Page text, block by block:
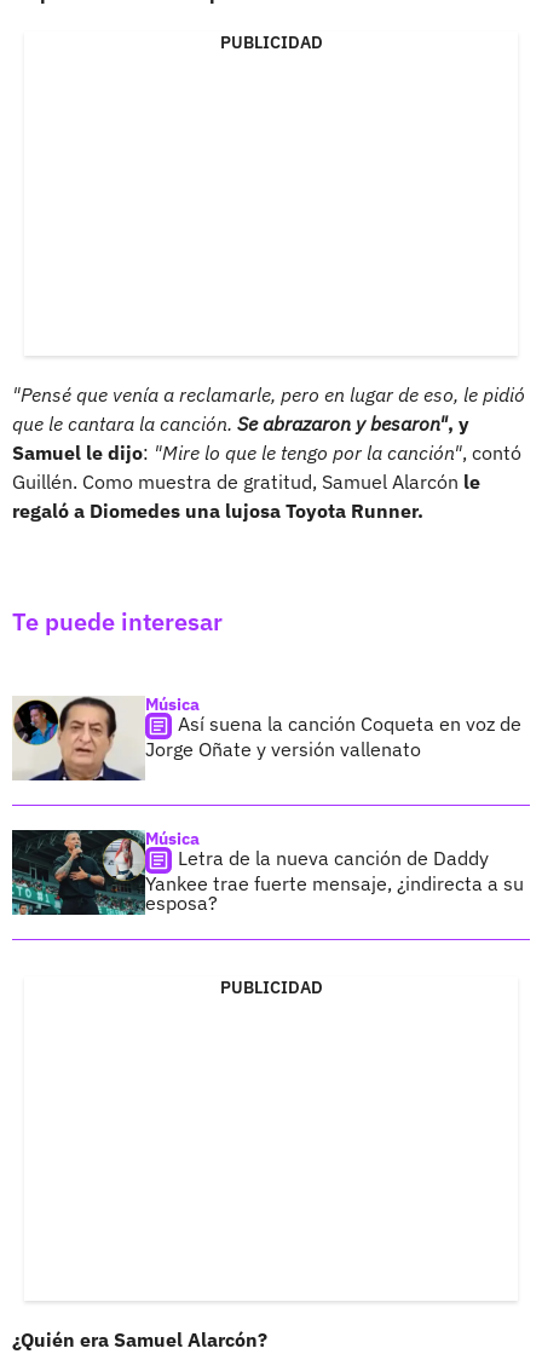
PUBLICIDAD
"Pensé que venía a reclamarle, pero en lugar de eso, le pidió
que le cantara la canción. Se abrazaron y besaron", y
Samuel le dijo: "Mire lo que le tengo por la canción", contó
Guillén. Como muestra de gratitud, Samuel Alarcón le
regaló a Diomedes una lujosa Toyota Runner.
Te puede interesar
Música
Así suena la canción Coqueta en voz de
Jorge Oñate y versión vallenato
Música
Letra de la nueva canción de Daddy
Yankee trae fuerte mensaje, ¿indirecta a su
esposa?
PUBLICIDAD
¿Quién era Samuel Alarcón?